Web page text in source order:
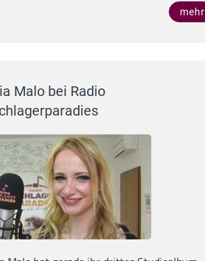
mehr
Malo bei Radio